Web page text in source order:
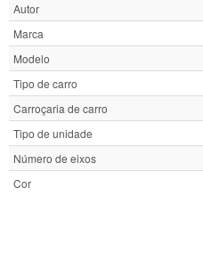
Autor
Marca
Modelo
Tipo de carro
Carroçaria de carro
Tipo de unidade
Número de eixos
Cor